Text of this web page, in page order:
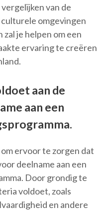
van de
omgevingen
je helpen om een
ervaring te creëren
aan de
aan een
ervoor te zorgen dat
deelname aan een
Door grondig te
voldoet, zoals
en andere